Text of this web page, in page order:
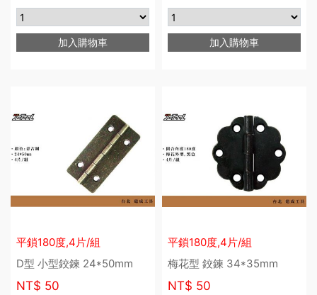
加入購物車 加入購物車
平鎖180度,4片/組
D型 小型鉸鍊 24*50mm
NT$ 50
平鎖180度,4片/組
梅花型 鉸鍊 34*35mm
NT$ 50